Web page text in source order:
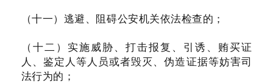
（十一）逃避、阻碍公安机关依法检查的；
（十二）实施威胁、打击报复、引诱、贿买证
人、鉴定人等人员或者毁灭、伪造证据等妨害司
法行为的；